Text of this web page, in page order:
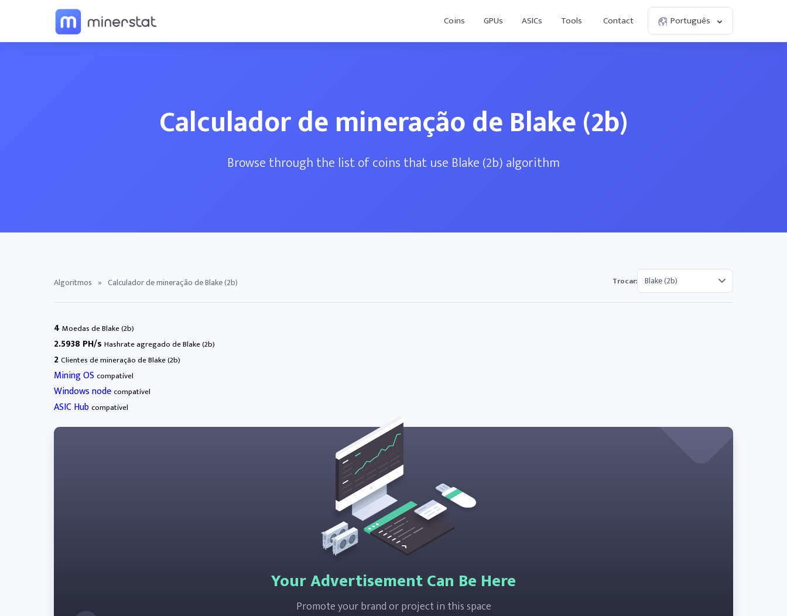
Coins GPUs ASICs Tools Contact Português
Calculador de mineração de Blake (2b)
Browse through the list of coins that use Blake (2b) algorithm
Algoritmos » Calculador de mineração de Blake (2b) Trocar:
4 Moedas de Blake (2b)
2.5938 PH/s Hashrate agregado de Blake (2b)
2Clientes de mineração de Blake (2b)
Mining OS compatível
Windows nodecompatível
ASIC Hub compatível
Your Advertisement Can Be Here
Promote your brand or project in this space